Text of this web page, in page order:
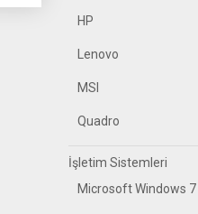
HP
Lenovo
MSI
Quadro
İşletim Sistemleri
Microsoft Windows 7